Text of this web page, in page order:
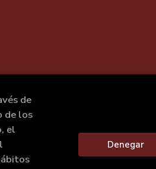
de
de los
el
Denegar